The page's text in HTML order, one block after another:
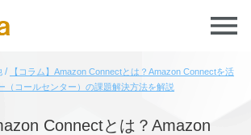
【コラム】Amazon Connectとは？Amazon Connectを活
（コールセンター）の課題解決方法を解説
Connectとは？Amazon